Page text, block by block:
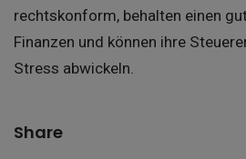
rechtskonform, behalten einen
Finanzen und können ihre
Stress abwickeln.
Share